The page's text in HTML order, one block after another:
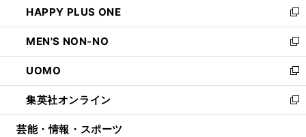
く
で
開
く
ド
ウ
で
開
く
ィ
ン
ド
ウ
で
開
く
い
ウ
ィ
ン
ド
ウ
で
開
HAPPY PLUS ONE
新
し
い
ウ
ィ
ン
ド
ウ
MEN'S NON-NO
新
し
い
ウ
ィ
ン
UOMO
新
し
い
ウ
集英社オンライン
新
し
芸能・情報・スポーツ